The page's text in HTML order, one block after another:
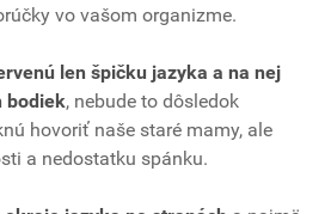
vo vašom organizme.
len špičku jazyka a na nej
bodiek, nebude to dôsledok
hovoriť naše staré mamy, ale
a nedostatku spánku.